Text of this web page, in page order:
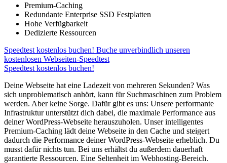
Premium-Caching
Redundante Enterprise SSD Festplatten
Hohe Verfügbarkeit
Dedizierte Ressourcen
Speedtest kostenlos buchen! Buche unverbindlich unseren
kostenlosen Webseiten-Speedtest
Speedtest kostenlos buchen!
Deine Webseite hat eine Ladezeit von mehreren Sekunden? Was
sich unproblematisch anhört, kann für Suchmaschinen zum Problem
werden. Aber keine Sorge. Dafür gibt es uns: Unsere performante
Infrastruktur unterstützt dich dabei, die maximale Performance aus
deiner WordPress-Webseite herauszuholen. Unser intelligentes
Premium-Caching lädt deine Webseite in den Cache und steigert
dadurch die Performance deiner WordPress-Webseite erheblich. Du
musst dafür nichts tun. Bei uns erhältst du außerdem dauerhaft
garantierte Ressourcen. Eine Seltenheit im Webhosting-Bereich.